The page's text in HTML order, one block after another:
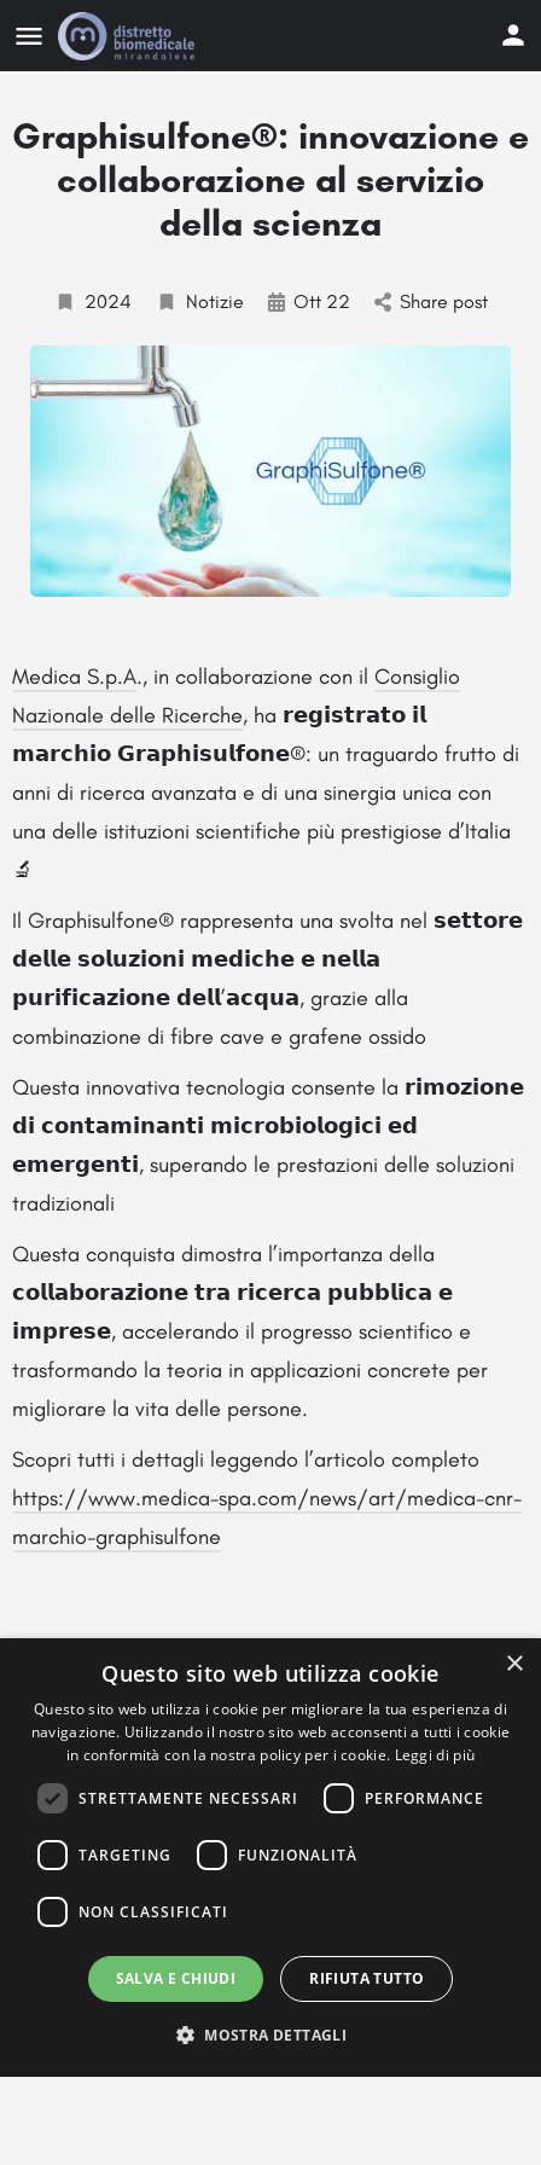
Graphisulfone®: innovazione e
collaborazione al servizio
della scienza
2024 Notizie Ott 22 Share post
Medica S.p.A., in collaborazione con il Consiglio
Nazionale delle Ricerche, ha 𝗿𝗲𝗴𝗶𝘀𝘁𝗿𝗮𝘁𝗼 𝗶𝗹
𝗺𝗮𝗿𝗰𝗵𝗶𝗼 𝗚𝗿𝗮𝗽𝗵𝗶𝘀𝘂𝗹𝗳𝗼𝗻𝗲®: un traguardo frutto di
anni di ricerca avanzata e di una sinergia unica con
una delle istituzioni scientifiche più prestigiose d’Italia
🔬
Il Graphisulfone® rappresenta una svolta nel 𝘀𝗲𝘁𝘁𝗼𝗿𝗲
𝗱𝗲𝗹𝗹𝗲 𝘀𝗼𝗹𝘂𝘇𝗶𝗼𝗻𝗶 𝗺𝗲𝗱𝗶𝗰𝗵𝗲 𝗲 𝗻𝗲𝗹𝗹𝗮
𝗽𝘂𝗿𝗶𝗳𝗶𝗰𝗮𝘇𝗶𝗼𝗻𝗲 𝗱𝗲𝗹𝗹’𝗮𝗰𝗾𝘂𝗮, grazie alla
combinazione di fibre cave e grafene ossido
Questa innovativa tecnologia consente la 𝗿𝗶𝗺𝗼𝘇𝗶𝗼𝗻𝗲
𝗱𝗶 𝗰𝗼𝗻𝘁𝗮𝗺𝗶𝗻𝗮𝗻𝘁𝗶 𝗺𝗶𝗰𝗿𝗼𝗯𝗶𝗼𝗹𝗼𝗴𝗶𝗰𝗶 𝗲𝗱
𝗲𝗺𝗲𝗿𝗴𝗲𝗻𝘁𝗶, superando le prestazioni delle soluzioni
tradizionali
Questa conquista dimostra l’importanza della
𝗰𝗼𝗹𝗹𝗮𝗯𝗼𝗿𝗮𝘇𝗶𝗼𝗻𝗲 𝘁𝗿𝗮 𝗿𝗶𝗰𝗲𝗿𝗰𝗮 𝗽𝘂𝗯𝗯𝗹𝗶𝗰𝗮 𝗲
𝗶𝗺𝗽𝗿𝗲𝘀𝗲, accelerando il progresso scientifico e
trasformando la teoria in applicazioni concrete per
migliorare la vita delle persone.
Scopri tutti i dettagli leggendo l’articolo completo
https://www.medica-spa.com/news/art/medica-cnr-
marchio-graphisulfone
×
Questo sito web utilizza cookie
Questo sito web utilizza i cookie per migliorare la tua esperienza di
navigazione. Utilizzando il nostro sito web acconsenti a tutti i cookie
in conformità con la nostra policy per i cookie. Leggi di più
STRETTAMENTE NECESSARI PERFORMANCE
TARGETING FUNZIONALITÀ
NON CLASSIFICATI
SALVA E CHIUDI RIFIUTA TUTTO
MOSTRA DETTAGLI